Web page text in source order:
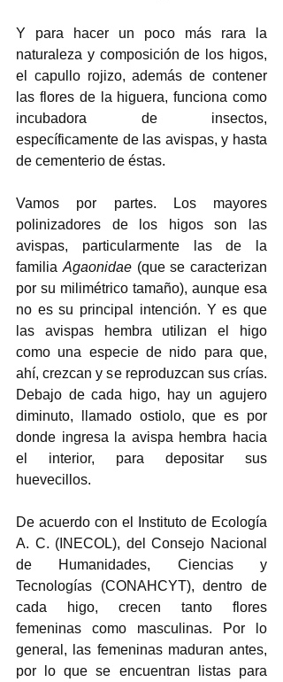
Y para hacer un poco más rara la
naturaleza y composición de los higos,
el capullo rojizo, además de contener
las flores de la higuera, funciona como
incubadora de insectos,
específicamente de las avispas, y hasta
de cementerio de éstas.
Vamos por partes. Los mayores
polinizadores de los higos son las
avispas, particularmente las de la
familia Agaonidae (que se caracterizan
por su milimétrico tamaño), aunque esa
no es su principal intención. Y es que
las avispas hembra utilizan el higo
como una especie de nido para que,
ahí, crezcan y se reproduzcan sus crías.
Debajo de cada higo, hay un agujero
diminuto, llamado ostiolo, que es por
donde ingresa la avispa hembra hacia
el interior, para depositar sus
huevecillos.
De acuerdo con el Instituto de Ecología
A. C. (INECOL), del Consejo Nacional
de Humanidades, Ciencias y
Tecnologías (CONAHCYT), dentro de
cada higo, crecen tanto flores
femeninas como masculinas. Por lo
general, las femeninas maduran antes,
por lo que se encuentran listas para